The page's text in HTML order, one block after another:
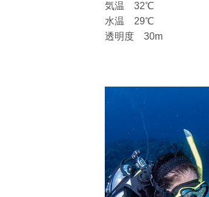
気温 32℃
水温 29℃
透明度 30m
2.人数制限とエントリー順
クジラへのストレス軽減や安全管理の
示がある場合を除き、クジラの近くで
4.スイム遂行の可否と返金について
ツアー当日は、ゲストの安全を最優先
金はいたしませんので、あらかじめご了
沖縄の1月～3月は、季節的に海が穏や
船酔いしやすい方は、ご自身で事前に